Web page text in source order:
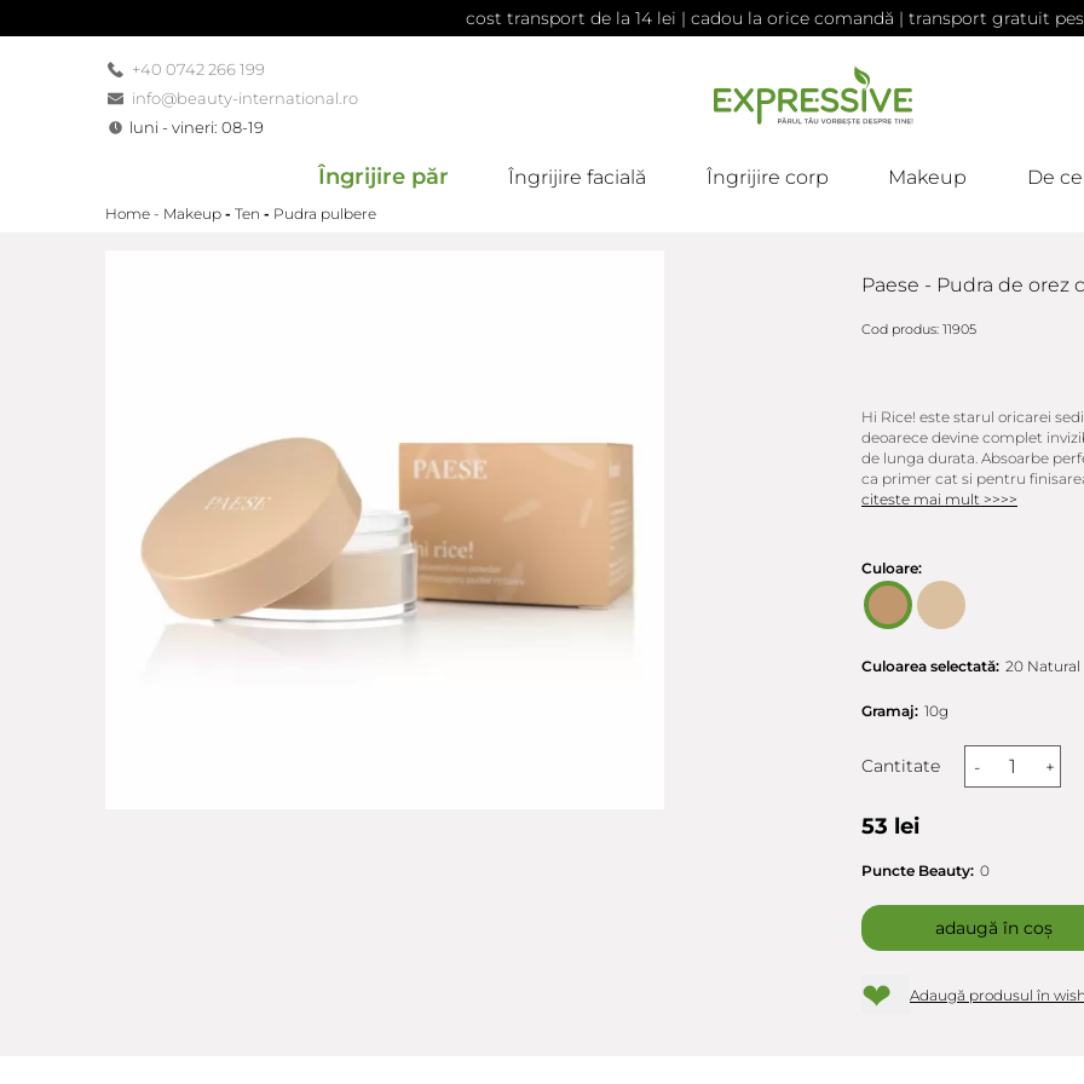
cost transport de la 14 lei | cadou la orice comandă | transport gratuit
+40 0742 266 199
info@beauty-international.ro
luni - vineri: 08-19
Îngrijire păr Îngrijire facială Îngrijire corp Makeup De
Home - Makeup - Ten - Pudra pulbere
Paese - Pudra de orez
Cod produs: 11905
Hi Rice! este starul oricarei
deoarece devine complet
de lunga durata. Absoarbe
ca primer cat si pentru
citeste mai mult >>>>
Culoare:
Culoarea selectată: 20 Natural
Gramaj: 10g
Cantitate - +
53 lei
Puncte Beauty: 0
adaugă în coș
❤ Adaugă produsul în